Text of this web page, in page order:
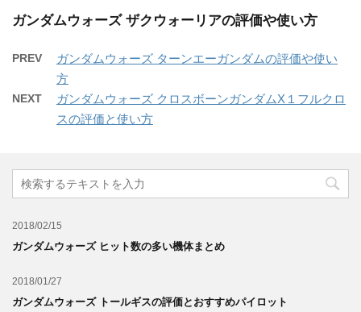
ガンダムウォーズ ザクウォーリアの評価や使い方
PREV
ガンダムウォーズ ターンエーガンダムの評価や使い
方
NEXT
ガンダムウォーズ クロスボーンガンダムX１フルクロ
スの評価と使い方
2018/02/15
ガンダムウォーズ ヒット数の多い機体まとめ
2018/01/27
ガンダムウォーズ トールギスの評価とおすすめパイロット